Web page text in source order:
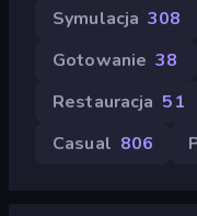
Symulacja 308
Gotowanie 38
Restauracja 51
Casual 806